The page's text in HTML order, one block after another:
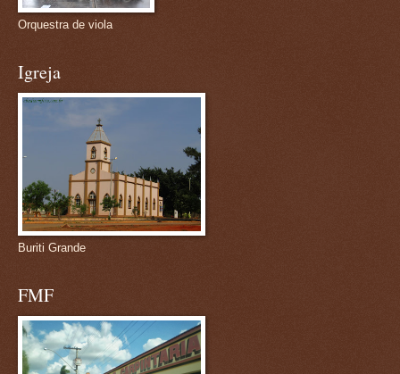
Orquestra de viola
Igreja
Buriti Grande
FMF